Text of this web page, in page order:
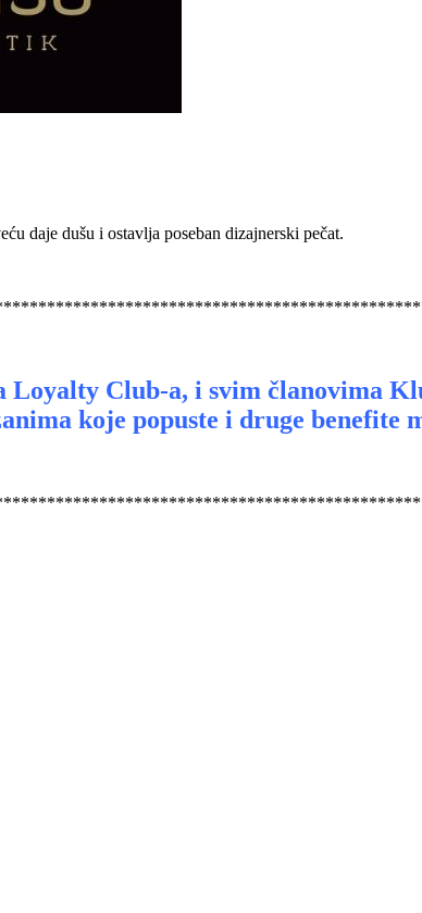
daje dušu i ostavlja poseban dizajnerski pečat.
Loyalty Club-a, i svim članovima
koje popuste i druge benefite